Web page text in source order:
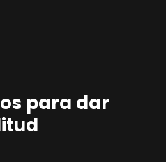
para dar